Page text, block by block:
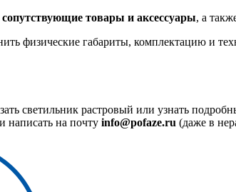
товары и аксессуары, а
физические габариты, комплектацию и
светильник растровый или узнать
написать на почту info@pofaze.ru (даже в